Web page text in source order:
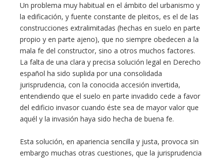
Un problema muy habitual en el ámbito del urbanismo y
la edificación, y fuente constante de pleitos, es el de las
construcciones extralimitadas (hechas en suelo en parte
propio y en parte ajeno), que no siempre obedecen a la
mala fe del constructor, sino a otros muchos factores.
La falta de una clara y precisa solución legal en Derecho
español ha sido suplida por una consolidada
jurisprudencia, con la conocida accesión invertida,
entendiendo que el suelo en parte invadido cede a favor
del edificio invasor cuando éste sea de mayor valor que
aquél y la invasión haya sido hecha de buena fe.
Esta solución, en apariencia sencilla y justa, provoca sin
embargo muchas otras cuestiones, que la jurisprudencia